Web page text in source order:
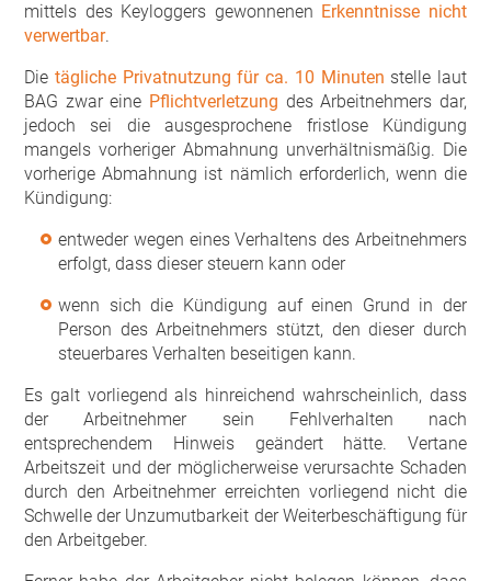
mittels des Keyloggers gewonnenen Erkenntnisse nicht
verwertbar.
Die tägliche Privatnutzung für ca. 10 Minuten stelle laut
BAG zwar eine Pflichtverletzung des Arbeitnehmers dar,
jedoch sei die ausgesprochene fristlose Kündigung
mangels vorheriger Abmahnung unverhältnismäßig. Die
vorherige Abmahnung ist nämlich erforderlich, wenn die
Kündigung:
entweder wegen eines Verhaltens des Arbeitnehmers
erfolgt, dass dieser steuern kann oder
wenn sich die Kündigung auf einen Grund in der
Person des Arbeitnehmers stützt, den dieser durch
steuerbares Verhalten beseitigen kann.
Es galt vorliegend als hinreichend wahrscheinlich, dass
der Arbeitnehmer sein Fehlverhalten nach
entsprechendem Hinweis geändert hätte. Vertane
Arbeitszeit und der möglicherweise verursachte Schaden
durch den Arbeitnehmer erreichten vorliegend nicht die
Schwelle der Unzumutbarkeit der Weiterbeschäftigung für
den Arbeitgeber.